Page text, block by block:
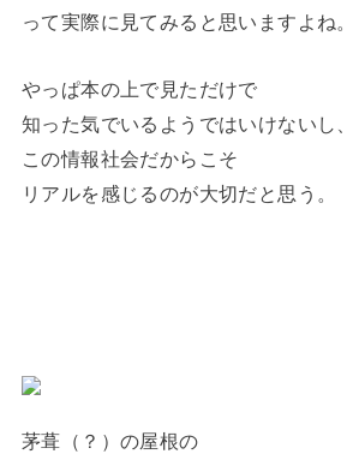
って実際に見てみると思いますよね。
やっぱ本の上で見ただけで
知った気でいるようではいけないし、
この情報社会だからこそ
リアルを感じるのが大切だと思う。
茅葺（？）の屋根の